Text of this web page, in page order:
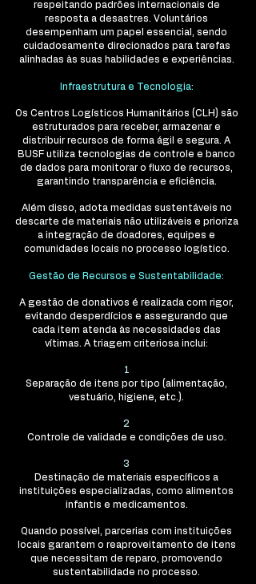
respeitando padrões internacionais de
resposta a desastres. Voluntários
desempenham um papel essencial, sendo
cuidadosamente direcionados para tarefas
alinhadas às suas habilidades e experiências.
Infraestrutura e Tecnologia:
Os Centros Logísticos Humanitários (CLH) são
estruturados para receber, armazenar e
distribuir recursos de forma ágil e segura. A
BUSF utiliza tecnologias de controle e banco
de dados para monitorar o fluxo de recursos,
garantindo transparência e eficiência.
Além disso, adota medidas sustentáveis no
descarte de materiais não utilizáveis e prioriza
a integração de doadores, equipes e
comunidades locais no processo logístico.
Gestão de Recursos e Sustentabilidade:
A gestão de donativos é realizada com rigor,
evitando desperdícios e assegurando que
cada item atenda às necessidades das
vítimas. A triagem criteriosa inclui:
1
Separação de itens por tipo (alimentação,
vestuário, higiene, etc.).
2
Controle de validade e condições de uso.
3
Destinação de materiais específicos a
instituições especializadas, como alimentos
infantis e medicamentos.
Quando possível, parcerias com instituições
locais garantem o reaproveitamento de itens
que necessitam de reparo, promovendo
sustentabilidade no processo.